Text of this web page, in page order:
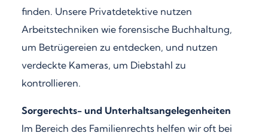
finden. Unsere Privatdetektive nutzen
Arbeitstechniken wie forensische Buchhaltung,
um Betrügereien zu entdecken, und nutzen
verdeckte Kameras, um Diebstahl zu
kontrollieren.
Sorgerechts- und Unterhaltsangelegenheiten
Im Bereich des Familienrechts helfen wir oft bei